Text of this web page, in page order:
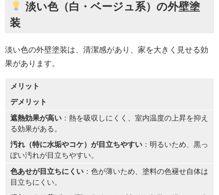
淡い色（白・ベージュ系）の外壁塗
装
淡い色の外壁塗装は、清潔感があり、家を大きく見せる効
果があります。
メリット
デメリット
遮熱効果が高い ：熱を吸収しにくく、室内温度の上昇を抑え
る効果がある。
汚れ（特に水垢やコケ）が目立ちやすい ：明るいため、黒っ
ぽい汚れが目立ちやすい。
色あせが目立ちにくい ：色が薄いため、塗料の色褪せ自体は
目立ちにくい。